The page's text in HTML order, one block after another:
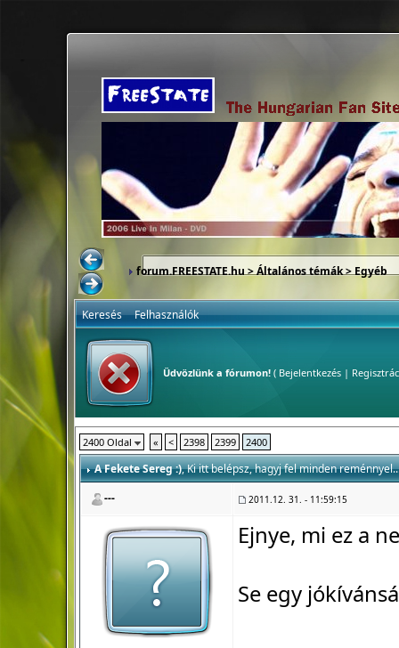
forum.FREESTATE.hu>Általános témák>Egyéb
Keresés Felhasználók
Üdvözlünk a fórumon!( Bejelentkezés|
2400 Oldal « < 2398 2399 2400
A Fekete Sereg :), Ki itt belépsz, hagyj fel minden
---
2011.12. 31. - 11:59:15
Ejnye, mi ez a
Se egy